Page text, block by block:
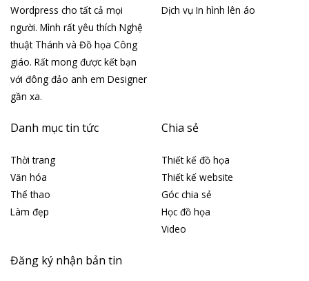
Wordpress cho tất cả mọi
người. Mình rất yêu thích Nghệ
thuật Thánh và Đồ họa Công
giáo. Rất mong được kết bạn
với đông đảo anh em Designer
gần xa.
Dịch vụ In hình lên áo
Danh mục tin tức
Thời trang
Văn hóa
Thể thao
Làm đẹp
Chia sẻ
Thiết kế đồ họa
Thiết kế website
Góc chia sẻ
Học đồ họa
Video
Đăng ký nhận bản tin